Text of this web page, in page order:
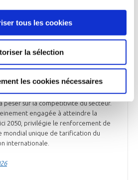
tous les cookies
la sélection
les cookies nécessaires
équipementiers aéronautiques - a
der Leyen, ainsi qu'aux commissaires
l'Industrie et du Commerce.
demande à Bruxelles de ne
System) aux vols internationaux
met en garde quant au risque qu’un
peser sur la compétitivité du secteur.
engagée à atteindre la
2050, privilégie le renforcement de
mondial unique de tarification du
internationale.